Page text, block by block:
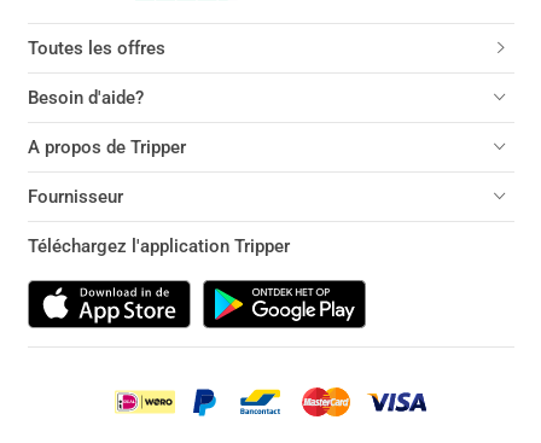
Toutes les offres
Besoin d'aide?
A propos de Tripper
Fournisseur
Téléchargez l'application Tripper